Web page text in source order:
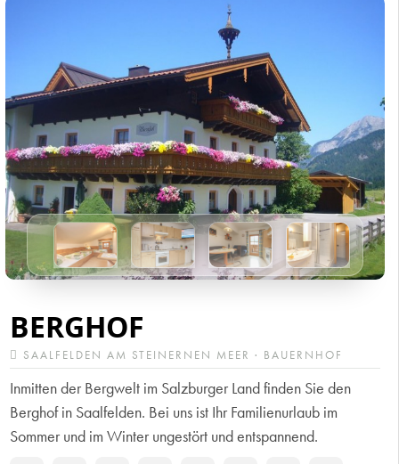
BERGHOF
SAALFELDEN AM STEINERNEN MEER · BAUERNHOF
Inmitten der Bergwelt im Salzburger Land finden Sie den
Berghof in Saalfelden. Bei uns ist Ihr Familienurlaub im
Sommer und im Winter ungestört und entspannend.